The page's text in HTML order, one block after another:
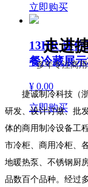
立即购买
13HR 迷
餐冷藏展
¥ 0.00
立即购买
走进
多年专注商
捷诚制冷科技（浙
研发、设计订做、批
体的商用制冷设备工
市冷柜、商用冷柜、
地暖热泵、不锈钢厨
品数百个品种。经过